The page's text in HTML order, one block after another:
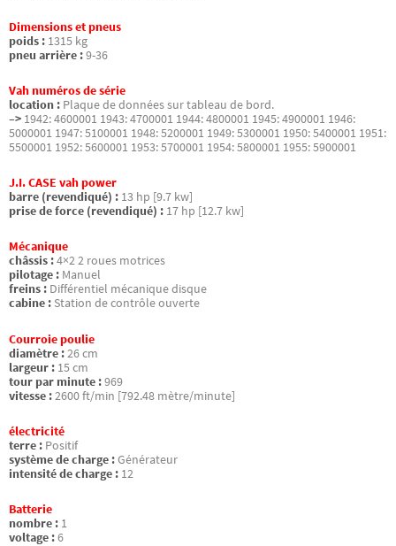
Dimensions et pneus
poids : 1315 kg
pneu arrière :9-36
Vah numéros de série
location : Plaque de données sur tableau de bord.
–> 1942: 4600001 1943: 4700001 1944: 4800001 1945: 4900001 1946:
5000001 1947: 5100001 1948: 5200001 1949: 5300001 1950: 5400001 1951:
5500001 1952: 5600001 1953: 5700001 1954: 5800001 1955: 5900001
J.I. CASE vah power
barre (revendiqué) : 13 hp [9.7 kw]
prise de force (revendiqué) : 17 hp [12.7 kw]
Mécanique
châssis :4×2 2 roues motrices
pilotage : Manuel
freins : Différentiel mécanique disque
cabine : Station de contrôle ouverte
Courroie poulie
diamètre :26 cm
largeur : 15 cm
tour par minute :969
vitesse :2600 ft/min [792.48 mètre/minute]
électricité
terre : Positif
système de charge :Générateur
intensité de charge : 12
Batterie
nombre : 1
voltage :6